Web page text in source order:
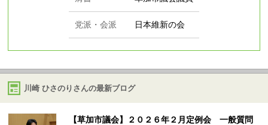
党派・会派 日本維新の会
川崎 ひさのりさんの最新ブログ
【草加市議会】２０２６年２月定例会 一般質問